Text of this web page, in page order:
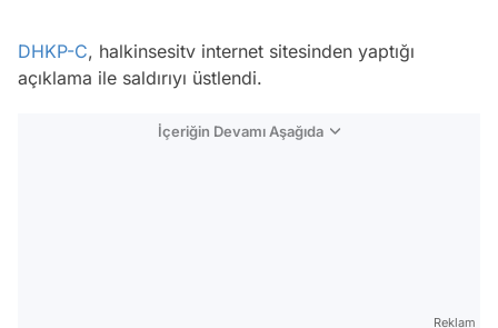
DHKP-C, halkinsesitv internet sitesinden yaptığı
açıklama ile saldırıyı üstlendi.
İçeriğin Devamı Aşağıda
Reklam